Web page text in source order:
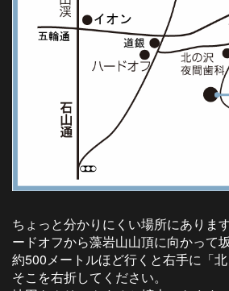
ちょっと分かりにくい場所にありま
ードオフから藻岩山山頂に向かって
約500メートルほど行くと右手に「北
そこを右折してください。